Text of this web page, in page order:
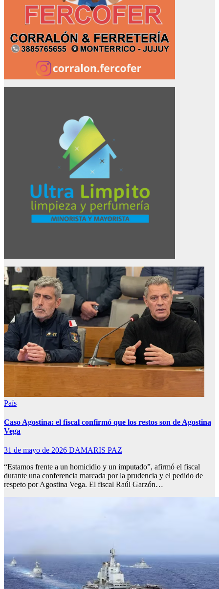
País
Caso Agostina: el fiscal confirmó que los restos son de Agostina
Vega
31 de mayo de 2026 DAMARIS PAZ
“Estamos frente a un homicidio y un imputado”, afirmó el fiscal
durante una conferencia marcada por la prudencia y el pedido de
respeto por Agostina Vega. El fiscal Raúl Garzón…